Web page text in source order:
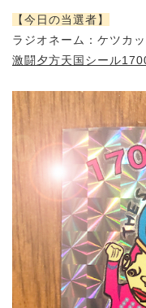
【今日の当選者】
ラジオネーム：ケツカ
激闘夕方天国シール